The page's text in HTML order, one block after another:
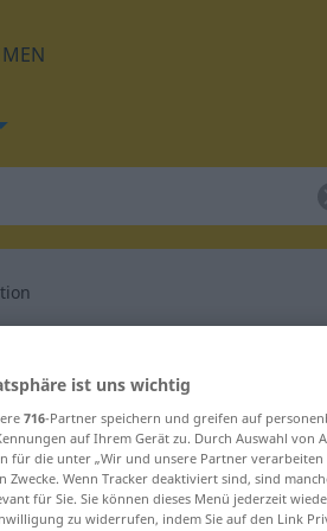
für "Dokumentation"
ist uns wichtig
716-Partner speichern und greifen auf
auf Ihrem Gerät zu. Durch Auswahl von
für die unter „Wir und unsere Partner
Zwecke. Wenn Tracker deaktiviert sind, sind
für Sie. Sie können dieses Menü jederzeit
zu widerrufen, indem Sie auf den Link